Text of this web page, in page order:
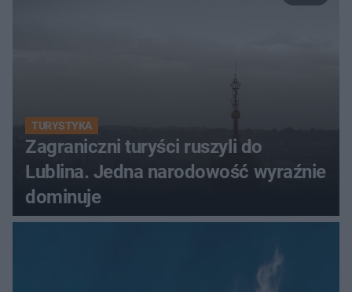
TURYSTYKA
Zagraniczni turyści ruszyli do
Lublina. Jedna narodowość wyraźnie
dominuje